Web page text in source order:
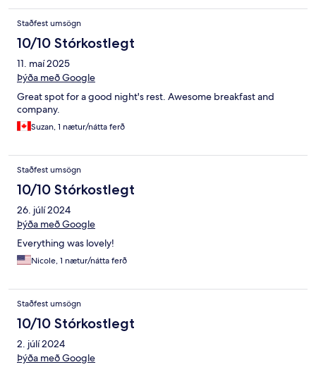
Staðfest umsögn
10/10 Stórkostlegt
11. maí 2025
Þýða með Google
Great spot for a good night's rest. Awesome breakfast and
company.
Suzan, 1 nætur/nátta ferð
Staðfest umsögn
10/10 Stórkostlegt
26. júlí 2024
Þýða með Google
Everything was lovely!
Nicole, 1 nætur/nátta ferð
Staðfest umsögn
10/10 Stórkostlegt
2. júlí 2024
Þýða með Google